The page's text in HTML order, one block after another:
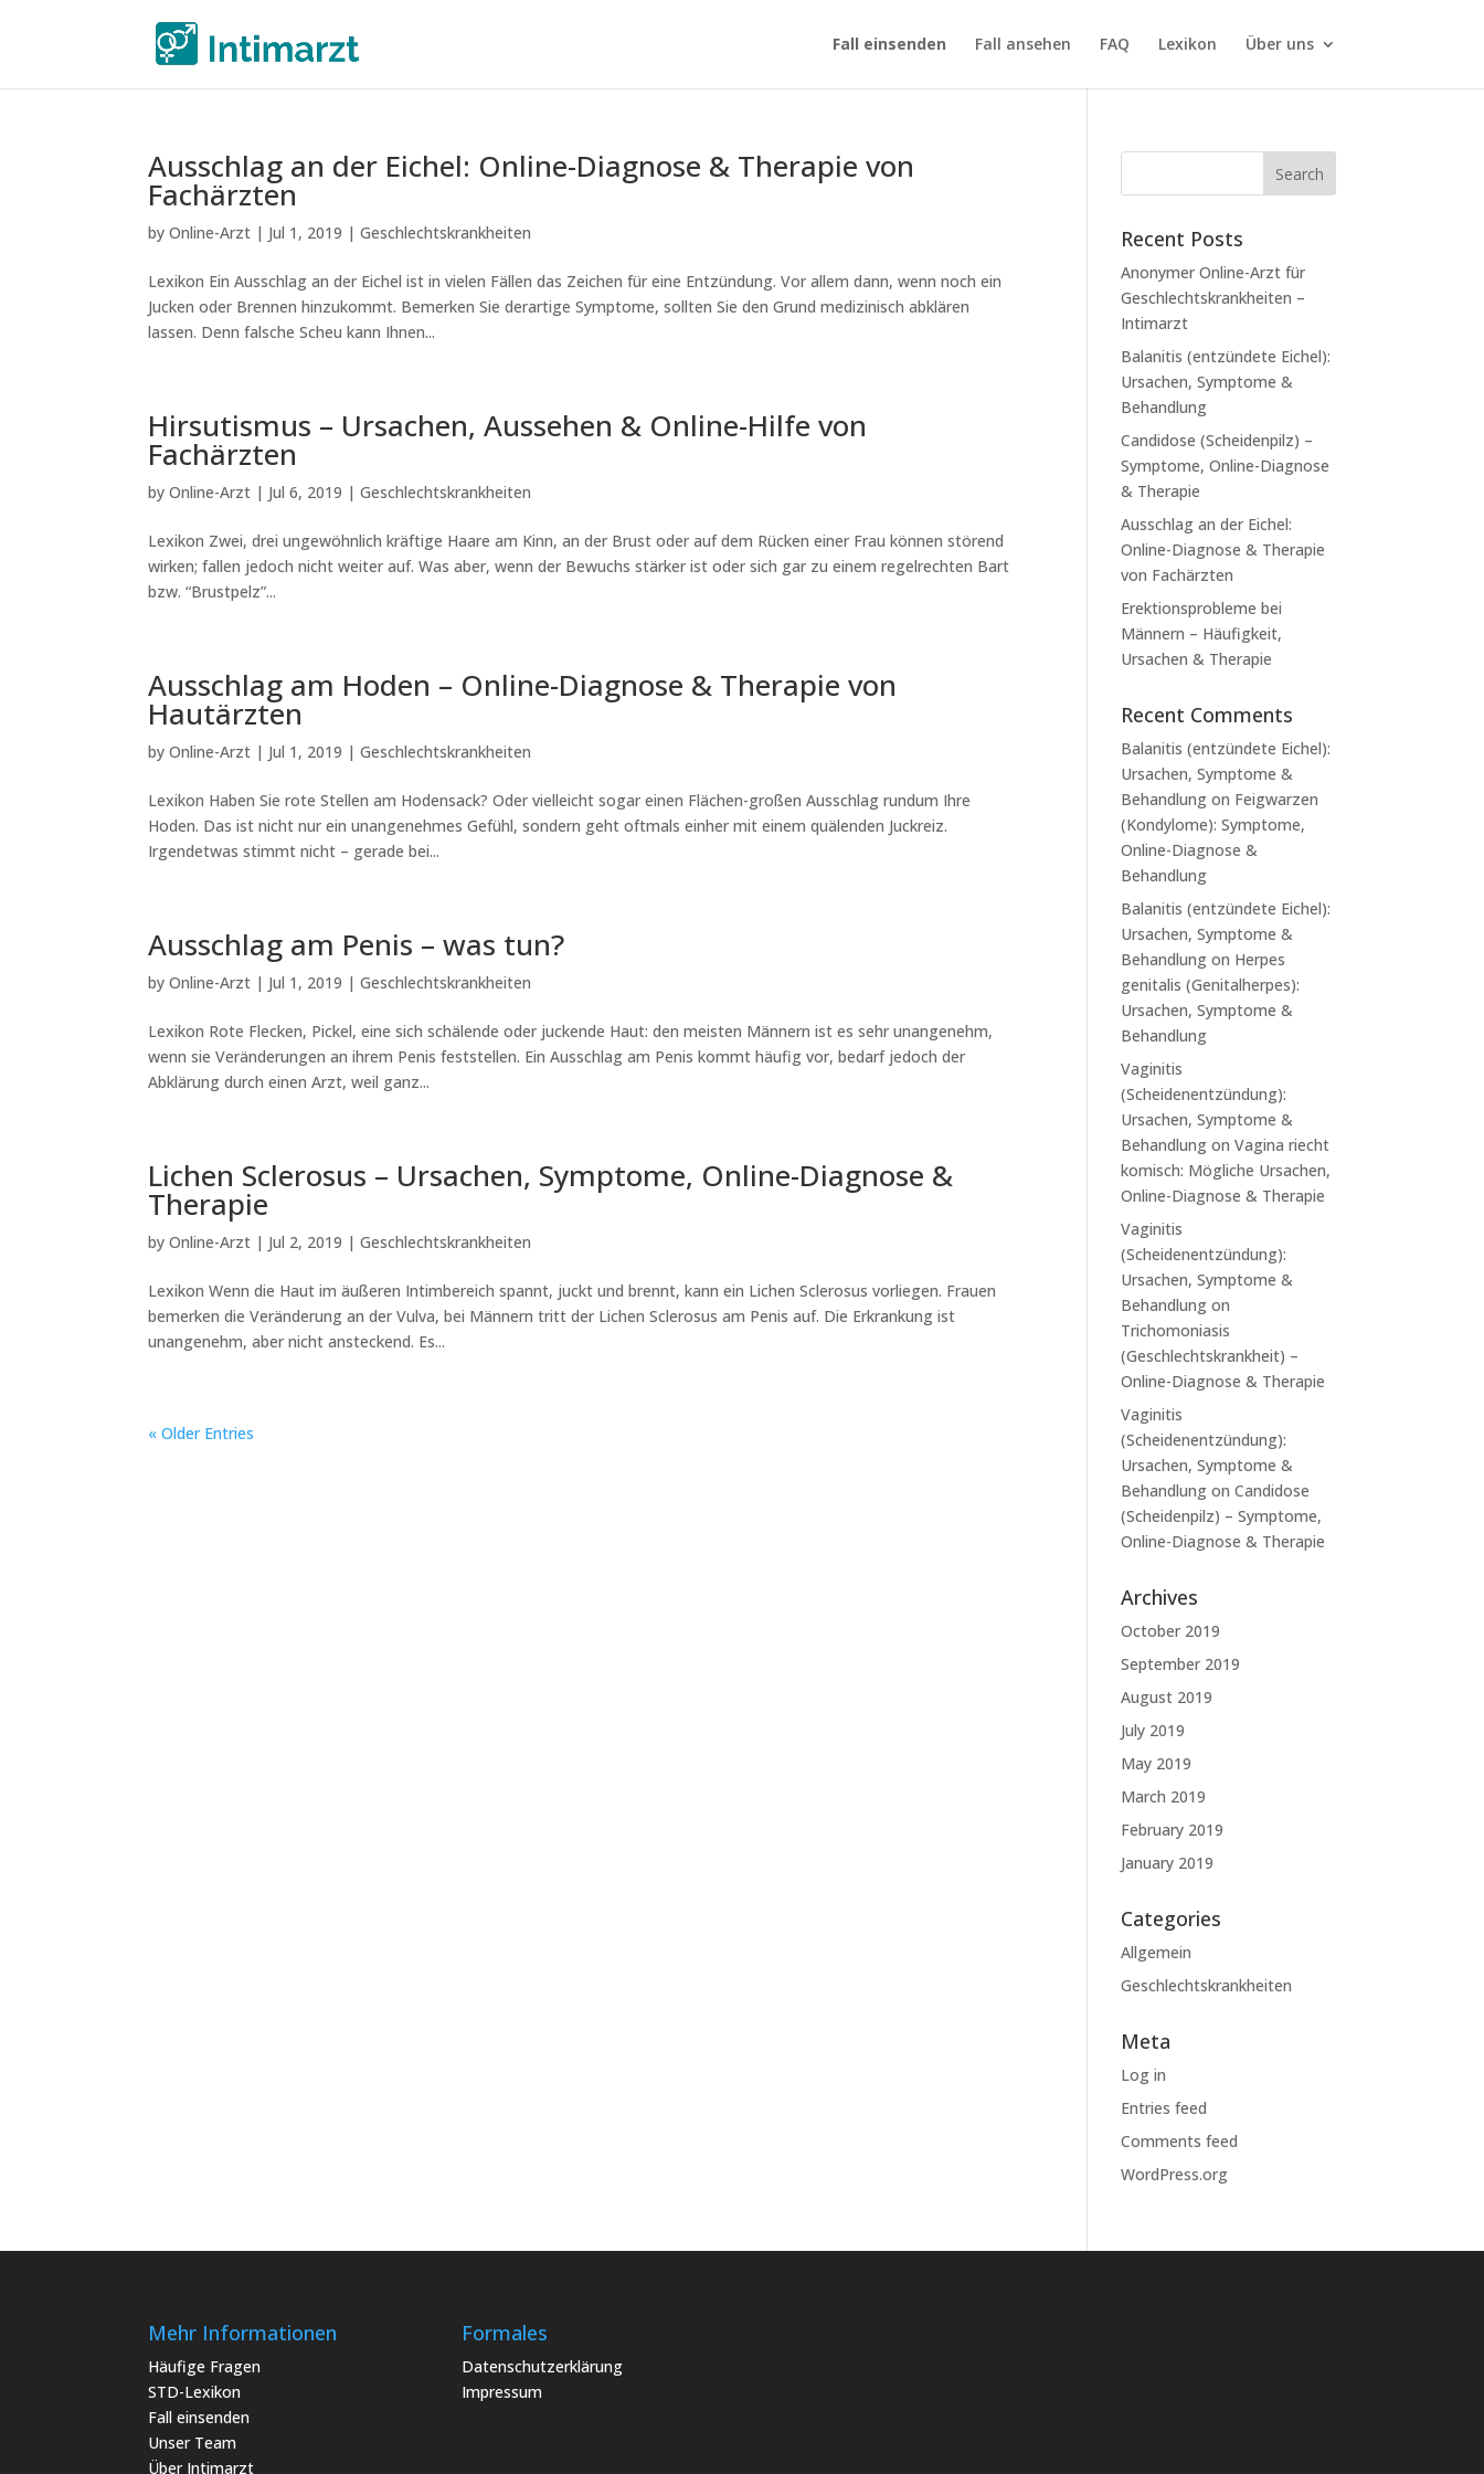
Fall einsenden Fall ansehen FAQ Lexikon Über uns
Ausschlag an der Eichel: Online-Diagnose & Therapie von
Fachärzten
byOnline-Arzt | Jul 1, 2019 |Geschlechtskrankheiten
Lexikon Ein Ausschlag an der Eichel ist in vielen Fällen das Zeichen für eine Entzündung. Vor allem dann, wenn noch ein
Jucken oder Brennen hinzukommt. Bemerken Sie derartige Symptome, sollten Sie den Grund medizinisch abklären
lassen. Denn falsche Scheu kann Ihnen...
Hirsutismus – Ursachen, Aussehen & Online-Hilfe von
Fachärzten
byOnline-Arzt | Jul 6, 2019 |Geschlechtskrankheiten
Lexikon Zwei, drei ungewöhnlich kräftige Haare am Kinn, an der Brust oder auf dem Rücken einer Frau können störend
wirken; fallen jedoch nicht weiter auf. Was aber, wenn der Bewuchs stärker ist oder sich gar zu einem regelrechten Bart
bzw. “Brustpelz”...
Ausschlag am Hoden – Online-Diagnose & Therapie von
Hautärzten
byOnline-Arzt | Jul 1, 2019 |Geschlechtskrankheiten
Lexikon Haben Sie rote Stellen am Hodensack? Oder vielleicht sogar einen Flächen-großen Ausschlag rundum Ihre
Hoden. Das ist nicht nur ein unangenehmes Gefühl, sondern geht oftmals einher mit einem quälenden Juckreiz.
Irgendetwas stimmt nicht – gerade bei...
Ausschlag am Penis – was tun?
byOnline-Arzt | Jul 1, 2019 |Geschlechtskrankheiten
Lexikon Rote Flecken, Pickel, eine sich schälende oder juckende Haut: den meisten Männern ist es sehr unangenehm,
wenn sie Veränderungen an ihrem Penis feststellen. Ein Ausschlag am Penis kommt häufig vor, bedarf jedoch der
Abklärung durch einen Arzt, weil ganz...
Lichen Sclerosus – Ursachen, Symptome, Online-Diagnose &
Therapie
byOnline-Arzt | Jul 2, 2019 |Geschlechtskrankheiten
Lexikon Wenn die Haut im äußeren Intimbereich spannt, juckt und brennt, kann ein Lichen Sclerosus vorliegen. Frauen
bemerken die Veränderung an der Vulva, bei Männern tritt der Lichen Sclerosus am Penis auf. Die Erkrankung ist
unangenehm, aber nicht ansteckend. Es...
« Older Entries
Recent Posts
Anonymer Online-Arzt für
Geschlechtskrankheiten –
Intimarzt
Balanitis (entzündete Eichel):
Ursachen, Symptome &
Behandlung
Candidose (Scheidenpilz) –
Symptome, Online-Diagnose
& Therapie
Ausschlag an der Eichel:
Online-Diagnose & Therapie
von Fachärzten
Erektionsprobleme bei
Männern – Häufigkeit,
Ursachen & Therapie
Recent Comments
Balanitis (entzündete Eichel):
Ursachen, Symptome &
Behandlung on Feigwarzen
(Kondylome): Symptome,
Online-Diagnose &
Behandlung
Balanitis (entzündete Eichel):
Ursachen, Symptome &
Behandlung on Herpes
genitalis (Genitalherpes):
Ursachen, Symptome &
Behandlung
Vaginitis
(Scheidenentzündung):
Ursachen, Symptome &
Behandlung onVagina riecht
komisch: Mögliche Ursachen,
Online-Diagnose & Therapie
Vaginitis
(Scheidenentzündung):
Ursachen, Symptome &
Behandlung on
Trichomoniasis
(Geschlechtskrankheit) –
Online-Diagnose & Therapie
Vaginitis
(Scheidenentzündung):
Ursachen, Symptome &
Behandlung onCandidose
(Scheidenpilz) – Symptome,
Online-Diagnose & Therapie
Archives
October 2019
September 2019
August 2019
July 2019
May 2019
March 2019
February 2019
January 2019
Categories
Allgemein
Geschlechtskrankheiten
Meta
Log in
Entries feed
Comments feed
WordPress.org
Mehr Informationen
Häufige Fragen
STD-Lexikon
Fall einsenden
Unser Team
Über Intimarzt
Formales
Datenschutzerklärung
Impressum